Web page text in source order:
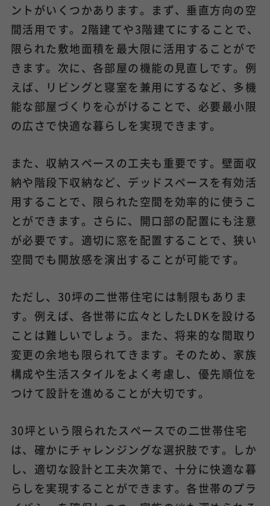
ントがいくつかあります。まず、垂直方向の空
間活用です。2階建てや3階建てにすることで、
限られた敷地面積を最大限に活用することがで
きます。次に、各部屋の機能の見直しです。例
えば、リビングと寝室を兼用にするなど、多機
能な部屋づくりを心がけることで、必要最小限
の広さで快適な暮らしを実現できます。
また、収納スペースの工夫も重要です。壁面収
納や階段下収納など、デッドスペースを有効活
用することで、限られた空間を効率的に使うこ
とができます。さらに、開口部の配置にも注意
が必要です。適切に窓を配置することで、狭い
空間でも開放感を演出することが可能です。
ただし、30坪の二世帯住宅には制限もありま
す。例えば、各世帯に広々としたLDKを設ける
ことは難しいでしょう。また、将来的な間取り
変更の余地も限られてきます。そのため、家族
構成や生活スタイルをよく考慮し、優先順位を
つけて設計を進めることが大切です。
30坪という限られたスペースでの二世帯住宅
は、確かにチャレンジングな選択肢です。しか
し、適切な設計と工夫次第で、十分に快適な暮
らしを実現することができます。各世帯のプラ